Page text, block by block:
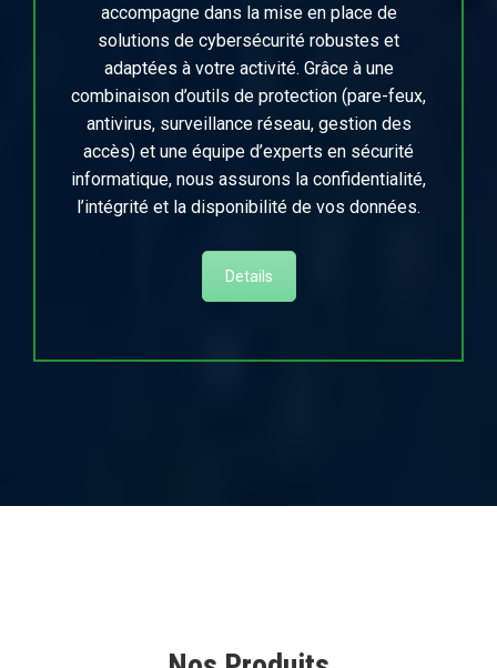
accompagne dans la mise en place de
solutions de cybersécurité robustes et
adaptées à votre activité. Grâce à une
combinaison d’outils de protection (pare-feux,
antivirus, surveillance réseau, gestion des
accès) et une équipe d’experts en sécurité
informatique, nous assurons la confidentialité,
l’intégrité et la disponibilité de vos données.
Details